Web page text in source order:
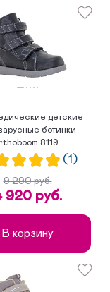
детские
ботинки
8119...
(1)
9 290 руб.
920 руб.
В корзину